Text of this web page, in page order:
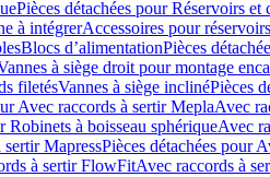
Pièces détachées pour Réservoirs
à intégrerAccessoires pour
Blocs d’alimentationPièces
à siège droit pour montage
filetésVannes à siège inclinéPièces
Avec raccords à sertir MeplaAvec
Robinets à boisseau sphériqueAvec
sertir MapressPièces détachées pour
à sertir FlowFitAvec raccords à